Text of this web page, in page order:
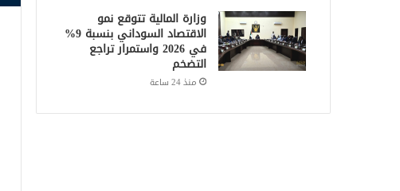
وزارة المالية تتوقع نمو
الاقتصاد السوداني بنسبة 9%
في 2026 واستمرار تراجع
التضخم
منذ 24 ساعة